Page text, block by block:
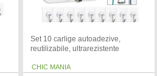
Set 10 carlige autoadezive,
reutilizabile, ultrarezistente
CHIC MANIA